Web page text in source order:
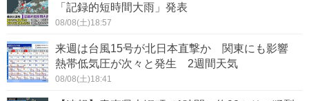
「記録的短時間大雨」発表
08/08(土)18:57
来週は台風15号が北日本直撃か 関東にも影響
熱帯低気圧が次々と発生 2週間天気
08/08(土)18:41